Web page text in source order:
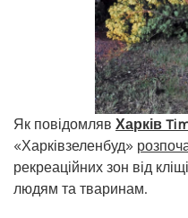
Як повідомляв Харків
«Харківзеленбуд»
рекреаційних зон від
людям та тваринам.